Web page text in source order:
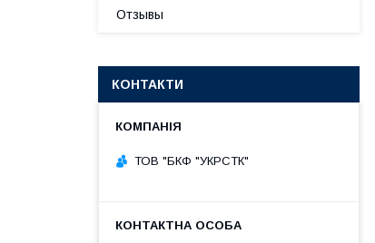
Отзывы
КОНТАКТИ
ТОВ "БКФ "УКРСТК"